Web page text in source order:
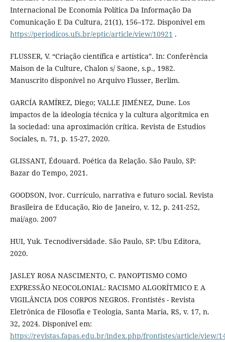
Internacional De Economia Política Da Informação Da
Comunicação E Da Cultura, 21(1), 156–172. Disponível em
https://periodicos.ufs.br/eptic/article/view/10921 .
FLUSSER, V. “Criação científica e artística”. In: Conferência
Maison de la Culture, Chalon s/ Saone, s.p., 1982.
Manuscrito disponível no Arquivo Flusser, Berlim.
GARCÍA RAMÍREZ, Diego; VALLE JIMÉNEZ, Dune. Los
impactos de la ideología técnica y la cultura algorítmica en
la sociedad: una aproximación crítica. Revista de Estudios
Sociales, n. 71, p. 15-27, 2020.
GLISSANT, Édouard. Poética da Relação. São Paulo, SP:
Bazar do Tempo, 2021.
GOODSON, Ivor. Currículo, narrativa e futuro social. Revista
Brasileira de Educação, Rio de Janeiro, v. 12, p. 241-252,
mai/ago. 2007
HUI, Yuk. Tecnodiversidade. São Paulo, SP: Ubu Editora,
2020.
JASLEY ROSA NASCIMENTO, C. PANOPTISMO COMO
EXPRESSÃO NEOCOLONIAL: RACISMO ALGORÍTMICO E A
VIGILÂNCIA DOS CORPOS NEGROS. Frontistés - Revista
Eletrônica de Filosofia e Teologia, Santa Maria, RS, v. 17, n.
32, 2024. Disponível em:
https://revistas.fapas.edu.br/index.php/frontistes/article/view/